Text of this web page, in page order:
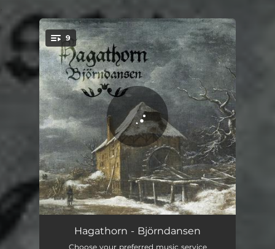
You're all set!
9
Metsän Kuningas
Hagathorn - Björndansen
Choose your preferred music service